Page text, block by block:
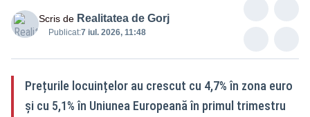
Scris de Realitatea de Gorj
Publicat:7 iul. 2026, 11:48
Prețurile locuințelor au crescut cu 4,7% în zona euro
și cu 5,1% în Uniunea Europeană în primul trimestru